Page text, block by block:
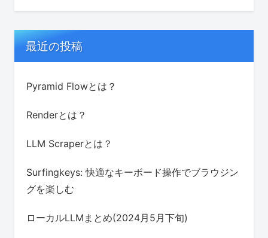
最近の投稿
Pyramid Flowとは？
Renderとは？
LLM Scraperとは？
Surfingkeys: 快適なキーボード操作でブラウジン
グを楽しむ
ローカルLLMまとめ(2024月5月下旬)